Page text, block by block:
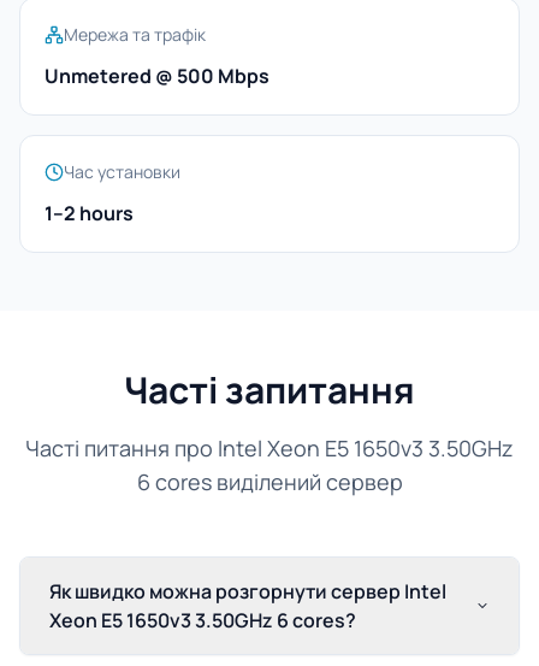
Мережа та трафік
Unmetered @ 500 Mbps
Час установки
1–2 hours
Часті запитання
Часті питання про Intel Xeon E5 1650v3 3.50GHz
6 cores виділений сервер
Як швидко можна розгорнути сервер Intel
Xeon E5 1650v3 3.50GHz 6 cores?